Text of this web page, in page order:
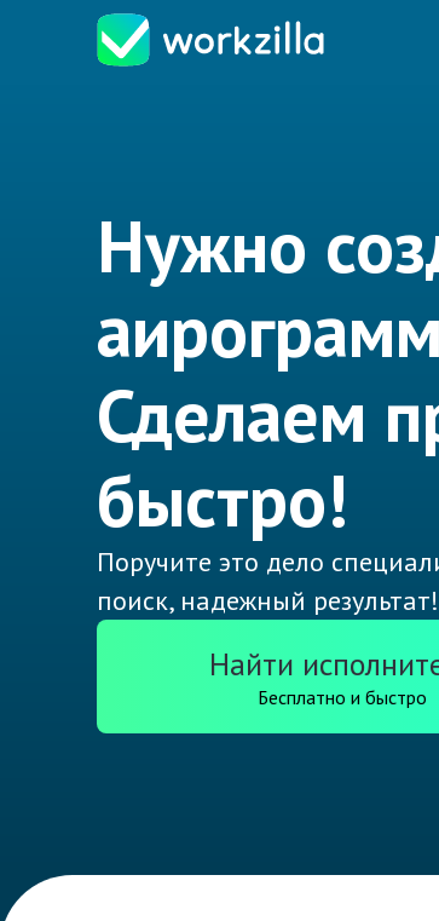
Нужно
Сделаем
быстро!
Поручите это дело
поиск, надежный результат!
Найти
Бесплатно и быстро